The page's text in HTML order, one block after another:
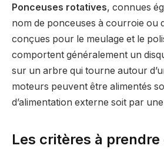
Ponceuses rotatives, connues
nom de ponceuses à courroie ou
conçues pour le meulage et le
comportent généralement un
sur un arbre qui tourne autour
moteurs peuvent être alimentés
d’alimentation externe soit par
Les critères à